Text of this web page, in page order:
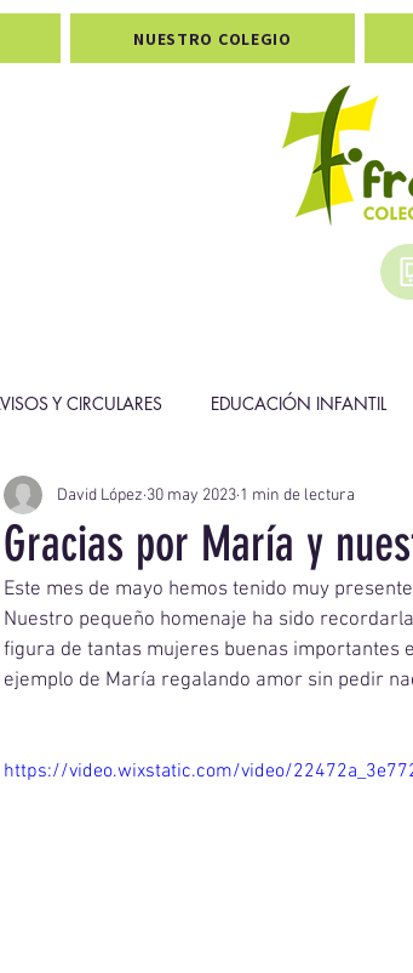
NUESTRO COLEGIO
Y CIRCULARES EDUCACIÓN INFANTIL
PASTORAL DEPORTES PREMIOS
Gracias por María y
David López 30 may 2023 1 min de lectura
Este mes de mayo hemos tenido muy
Nuestro pequeño homenaje ha sido
figura de tantas mujeres buenas importantes
ejemplo de María regalando amor sin pedir
https://video.wixstatic.com/video/